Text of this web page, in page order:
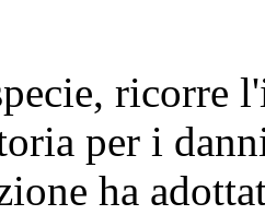
ricorre
per i
ha